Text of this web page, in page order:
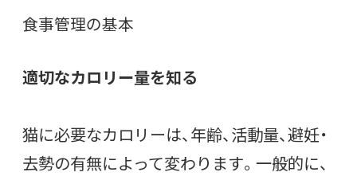
食事管理の基本
適切なカロリー量を知る
猫に必要なカロリーは、年齢、活動量、避妊・
去勢の有無によって変わります。一般的に、